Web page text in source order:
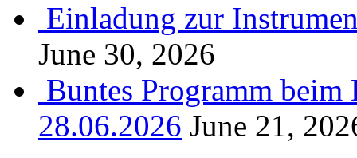
Einladung zur
June 30, 2026
Buntes Programm
28.06.2026 June 21,